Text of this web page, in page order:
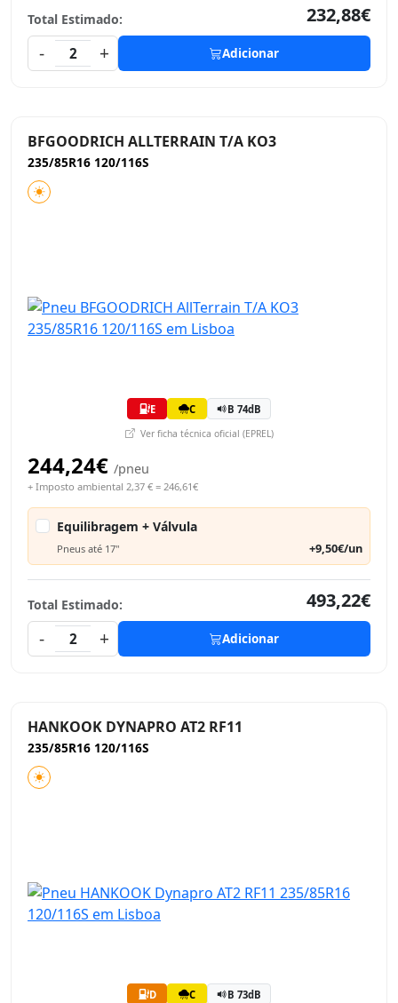
Total Estimado:
232,88€
-
2 + Adicionar
BFGOODRICH ALLTERRAIN T/A KO3
235/85R16 120/116S
E C B 74dB
Ver ficha técnica oficial (EPREL)
244,24€ /pneu
+ Imposto ambiental 2,37 € = 246,61€
Equilibragem + Válvula
Pneus até 17" +9,50€/un
Total Estimado:
493,22€
-
2 + Adicionar
HANKOOK DYNAPRO AT2 RF11
235/85R16 120/116S
D C B 73dB